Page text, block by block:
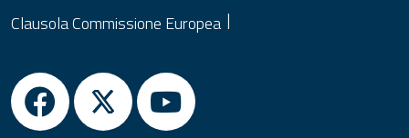
Clausola Commissione Europea